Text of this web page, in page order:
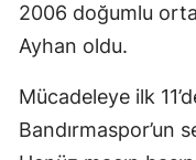
2006 doğumlu
Ayhan oldu.
Mücadeleye ilk
Bandırmaspor’un